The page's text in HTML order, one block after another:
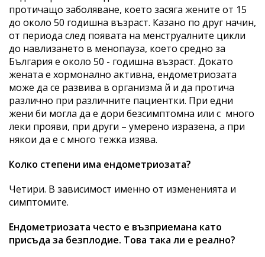
протичащо заболяване, което засяга жените от 15
до около 50 годишна възраст. Казано по друг начин,
от периода след появата на менструалните цикли
до навлизането в менопауза, което средно за
България е около 50 - годишна възраст. Докато
жената е хормонално активна, ендометриозата
може да се развива в организма й и да протича
различно при различните пациентки. При едни
жени би могла да е дори безсимптомна или с много
леки прояви, при други – умерено изразена, а при
някои да е с много тежка изява.
Колко степени има ендометриозата?
Четири. В зависимост именно от измененията и
симптомите.
Ендометриозата често е възприемана като
присъда за безплодие. Това така ли е реално?